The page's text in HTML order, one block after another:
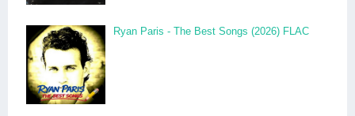
Ryan Paris - The Best Songs (2026) FLAC